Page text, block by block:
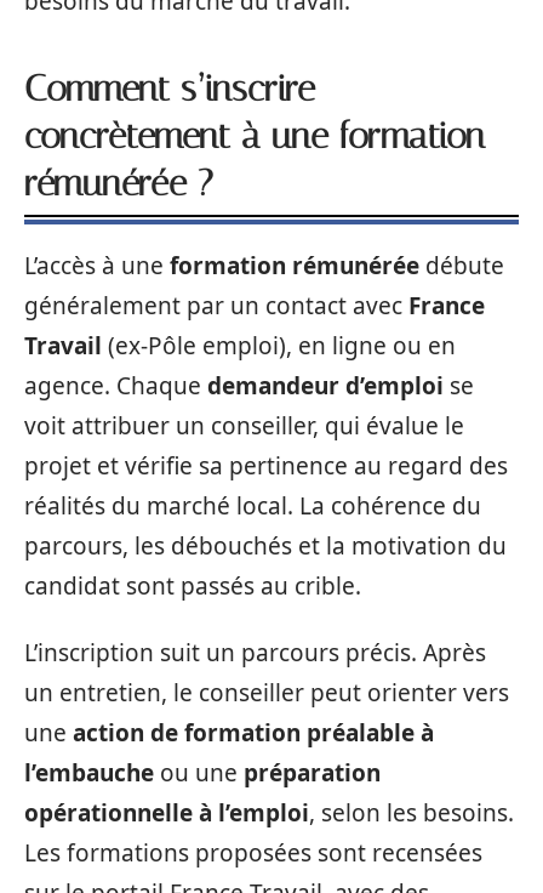
Comment s’inscrire
concrètement à une formation
rémunérée ?
L’accès à une formation rémunérée débute
généralement par un contact avec France
Travail (ex-Pôle emploi), en ligne ou en
agence. Chaque demandeur d’emploi se
voit attribuer un conseiller, qui évalue le
projet et vérifie sa pertinence au regard des
réalités du marché local. La cohérence du
parcours, les débouchés et la motivation du
candidat sont passés au crible.
L’inscription suit un parcours précis. Après
un entretien, le conseiller peut orienter vers
une action de formation préalable à
l’embauche ou une préparation
opérationnelle à l’emploi, selon les besoins.
Les formations proposées sont recensées